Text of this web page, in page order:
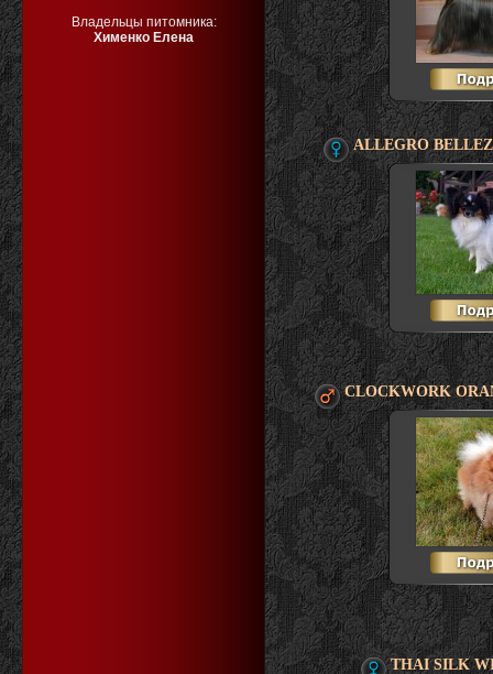
Владельцы питомника:
Хименко Елена
ALLEGRO
CLOCKWORK
THAI SILK